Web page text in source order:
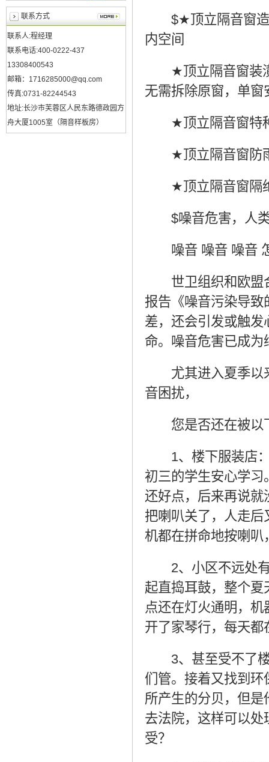
联系方式
联系人:程经理
联系电话:400-0222-437
13308400543
邮箱：1716285000@qq.com
传真:0731-82244543
地址:长沙市芙蓉区人民东路德政园方
舟大厦1005室（隔音样板房）
$★顶立隔音窗
内空间
★顶立隔音窗装
无需拆除原窗，单窗
★顶立隔音窗特
★顶立隔音窗防
★顶立隔音窗隔
$噪音危害，人
噪音 噪音 噪音
世卫组织和欧盟合
报告《噪音污染导致
差，还会引发或触
命。噪音危害已成
尤其进入夏季以来
音困扰，
您是否还在被以
1、楼下服装店
初三的学生安心学
还好点，后来再说
把喇叭关了，人走
机都在拼命地按喇叭
2、小区不远处
起直捣耳鼓，整个
点还在灯火通明，
开了家琴行，每天
3、甚至受不了
们管。接着又找到
所产生的分贝，但
去法院，这样可以
受？